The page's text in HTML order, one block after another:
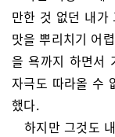
만한 것 없던 내가
맛을 뿌리치기 어
을 욕까지 하면서
자극도 따라올 수
했다.
하지만 그것도